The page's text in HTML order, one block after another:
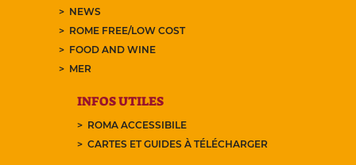
NEWS
ROME FREE/LOW COST
FOOD AND WINE
MER
INFOS UTILES
ROMA ACCESSIBILE
CARTES ET GUIDES À TÉLÉCHARGER